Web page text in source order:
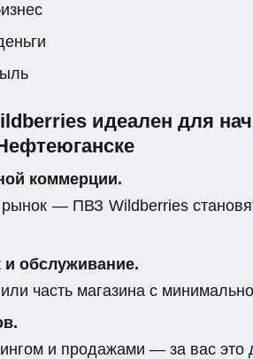
идеален для
коммерции.
— ПВЗ Wildberries
и обслуживание.
часть магазина с
и продажами — за вас это